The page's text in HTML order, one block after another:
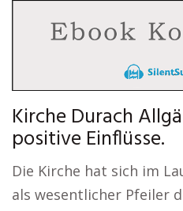
Kirche Durach
positive Einflüsse.
Die Kirche hat sich im
als wesentlicher Pfeiler